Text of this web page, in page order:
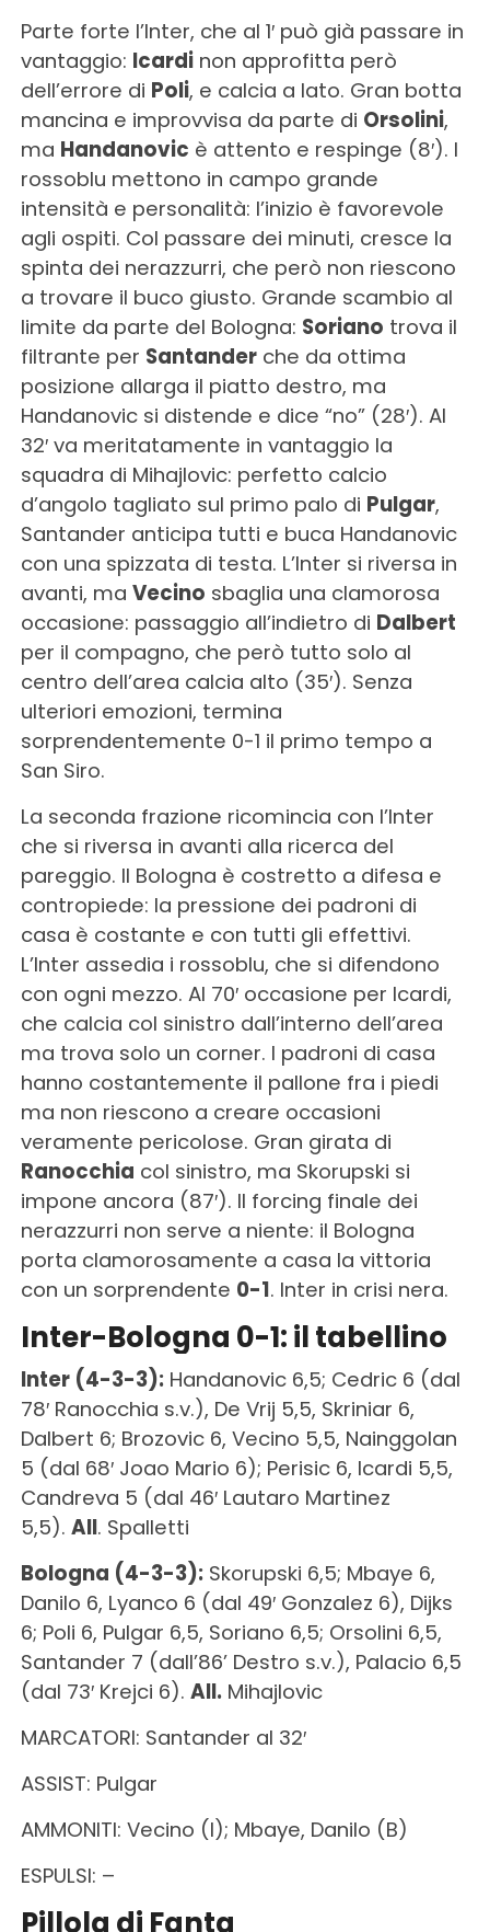
Parte forte l’Inter, che al 1′ può già passare in
vantaggio: Icardinon approfitta però
dell’errore di Poli, e calcia a lato. Gran botta
mancina e improvvisa da parte di Orsolini,
ma Handanovic è attento e respinge (8′). I
rossoblu mettono in campo grande
intensità e personalità: l’inizio è favorevole
agli ospiti. Col passare dei minuti, cresce la
spinta dei nerazzurri, che però non riescono
a trovare il buco giusto. Grande scambio al
limite da parte del Bologna: Soriano trova il
filtrante per Santanderche da ottima
posizione allarga il piatto destro, ma
Handanovic si distende e dice “no” (28′). Al
32′ va meritatamente in vantaggio la
squadra di Mihajlovic: perfetto calcio
d’angolo tagliato sul primo palo di Pulgar,
Santander anticipa tutti e buca Handanovic
con una spizzata di testa. L’Inter si riversa in
avanti, ma Vecino sbaglia una clamorosa
occasione: passaggio all’indietro di Dalbert
per il compagno, che però tutto solo al
centro dell’area calcia alto (35′). Senza
ulteriori emozioni, termina
sorprendentemente 0-1 il primo tempo a
San Siro.
La seconda frazione ricomincia con l’Inter
che si riversa in avanti alla ricerca del
pareggio. Il Bologna è costretto a difesa e
contropiede: la pressione dei padroni di
casa è costante e con tutti gli effettivi.
L’Inter assedia i rossoblu, che si difendono
con ogni mezzo. Al 70′ occasione per Icardi,
che calcia col sinistro dall’interno dell’area
ma trova solo un corner. I padroni di casa
hanno costantemente il pallone fra i piedi
ma non riescono a creare occasioni
veramente pericolose. Gran girata di
Ranocchia col sinistro, ma Skorupski si
impone ancora (87′). Il forcing finale dei
nerazzurri non serve a niente: il Bologna
porta clamorosamente a casa la vittoria
con un sorprendente 0-1. Inter in crisi nera.
Inter-Bologna 0-1: il tabellino
Inter (4-3-3):Handanovic 6,5; Cedric 6 (dal
78′ Ranocchia s.v.), De Vrij 5,5, Skriniar 6,
Dalbert 6; Brozovic 6, Vecino 5,5, Nainggolan
5 (dal 68′ Joao Mario 6); Perisic 6, Icardi 5,5,
Candreva 5 (dal 46′ Lautaro Martinez
5,5). All. Spalletti
Bologna (4-3-3):Skorupski 6,5; Mbaye 6,
Danilo 6, Lyanco 6 (dal 49′ Gonzalez 6), Dijks
6; Poli 6, Pulgar 6,5, Soriano 6,5; Orsolini 6,5,
Santander 7 (dall’86’ Destro s.v.), Palacio 6,5
(dal 73′ Krejci 6). All. Mihajlovic
MARCATORI: Santander al 32′
ASSIST: Pulgar
AMMONITI: Vecino (I); Mbaye, Danilo (B)
ESPULSI: –
Pillola di Fanta